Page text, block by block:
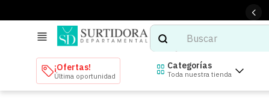
Buscar
TÉRMINOS MÁS BUSCADOS
¡Ofertas!
Última oportunidad
Categorías
Toda nuestra tienda